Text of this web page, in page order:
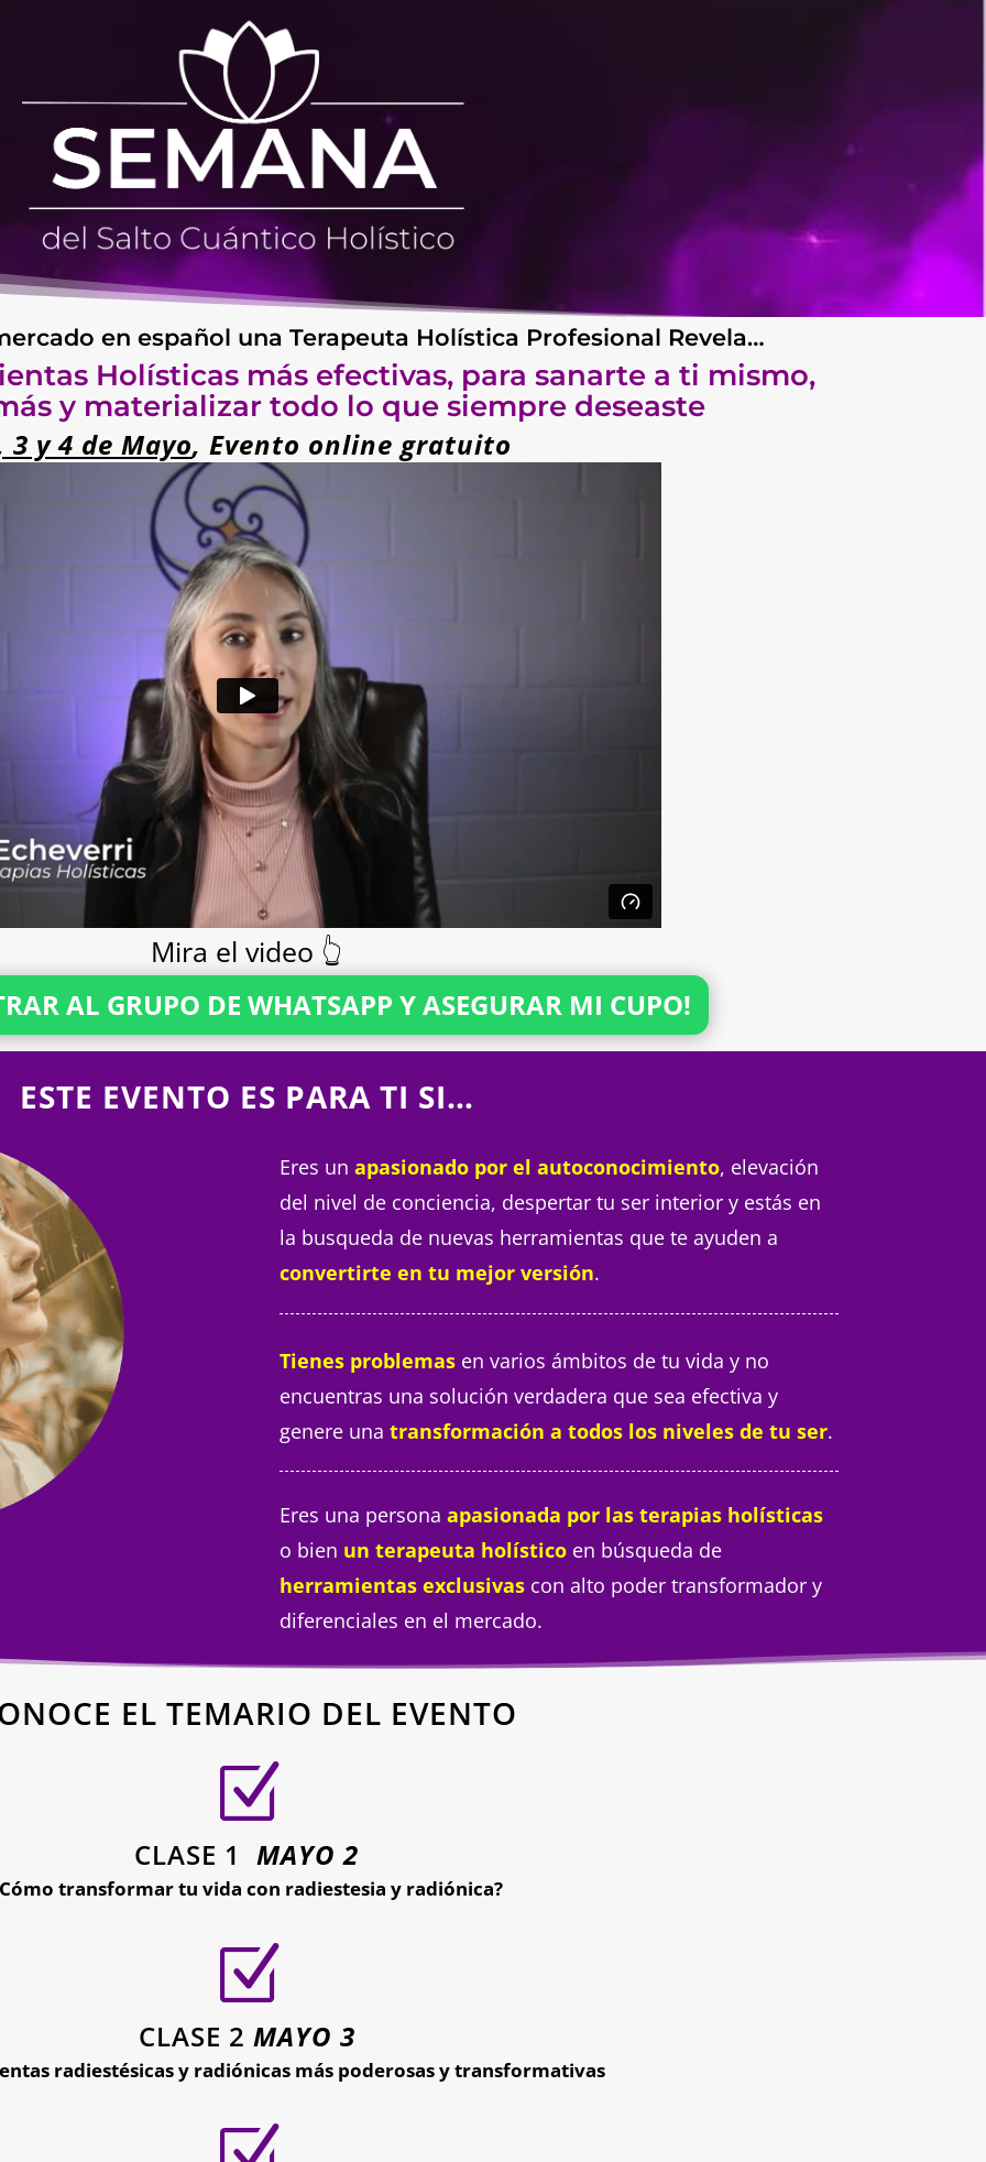
en español una Terapeuta Holística Profesional Revela…
Holísticas más efectivas, para sanarte a ti mismo,
y materializar todo lo que siempre deseaste
3 y 4 de Mayo, Evento online gratuito
Mira el video 👆
AL GRUPO DE WHATSAPP Y ASEGURAR MI CUPO!
ESTE EVENTO ES PARA TI SI…
Eres un apasionado por el autoconocimiento, elevación
del nivel de conciencia, despertar tu ser interior y estás en
la busqueda de nuevas herramientas que te ayuden a
convertirte en tu mejor versión.
Tienes problemasen varios ámbitos de tu vida y no
encuentras una solución verdadera que sea efectiva y
genere una transformación a todos los niveles de tu ser.
Eres una persona apasionada por las terapias holísticas
o bien un terapeuta holísticoen búsqueda de
herramientas exclusivascon alto poder transformador y
diferenciales en el mercado.
EL TEMARIO DEL EVENTO
Z
CLASE 1 MAYO 2
transformar tu vida con radiestesia y radiónica?
Z
CLASE 2 MAYO 3
radiestésicas y radiónicas más poderosas y transformativas